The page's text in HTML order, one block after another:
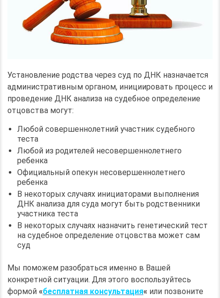
Установление родства через суд по ДНК назначается
административным органом, инициировать процесс и
проведение ДНК анализа на судебное определение
отцовства могут:
Любой совершеннолетний участник судебного
теста
Любой из родителей несовершеннолетнего
ребенка
Официальный опекун несовершеннолетнего
ребенка
В некоторых случаях инициаторами выполнения
ДНК анализа для суда могут быть родственники
участника теста
В некоторых случаях назначить генетический тест
на судебное определение отцовства может сам
суд
Мы поможем разобраться именно в Вашей
конкретной ситуации. Для этого воспользуйтесь
формой «бесплатная консультация« или позвоните